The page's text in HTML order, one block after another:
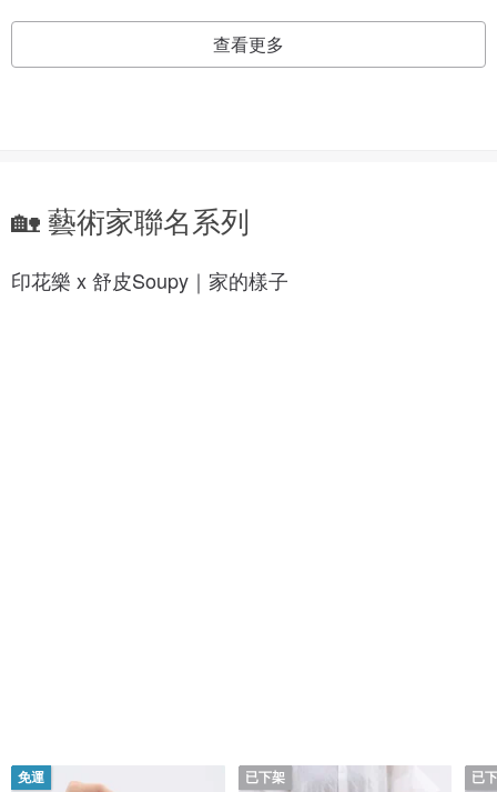
查看更多
🏡 藝術家聯名系列
印花樂 x 舒皮Soupy｜家的樣子
免運 已下架 已